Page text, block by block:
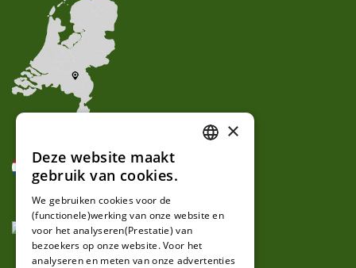
GERMAN
×
Deze website maakt
gebruik van cookies.
We gebruiken cookies voor de
(functionele)werking van onze website en
voor het analyseren(Prestatie) van
bezoekers op onze website. Voor het
analyseren en meten van onze advertenties